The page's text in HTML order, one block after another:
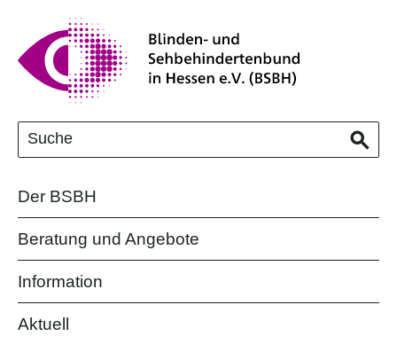
Der BSBH
Beratung und Angebote
Information
Aktuell